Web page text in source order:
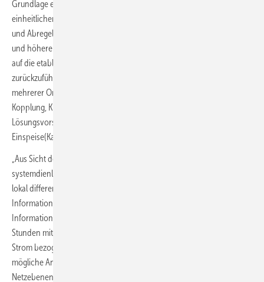
Grundlage eines Energy-Only-Markts in einer bundesweit
einheitlichen Strompreiszone werde zunehmend zu einem Eingriffs-
und Abregelungsmarkt (Redispatch) mit negativen Spotmarktpreisen
und höheren volkswirtschaftlichen Kosten. Dieses Marktversagen sei
auf die etablierten regulatorischen Rahmenbedingungen
zurückzuführen, heißt es in einer gemeinsamen Stellungnahme
mehrerer Organisationen wie Bundesverband Kraft-Wärme-
Kopplung, Klimaschutz im Bundestag und Open EMS Association. Als
Lösungsvorschlag wird auf lokale Preise und eine
Einspeise(Kapazitäts-)Versicherungs-Pflicht verwiesen:
„Aus Sicht der Praxis vor Ort sind für einen flexiblen netz- und
systemdienlichen Betrieb von Erzeugungs- und Verbrauchsanlagen
lokal differenzierte Steuerungssignale erforderlich. Sie sollten zwei
Informationen in der Vorhersage widerspiegeln. Zum einen die
Information über den Zustand des Stromnetzes. Ist in den nächsten
Stunden mit einer Überlastung zu rechnen oder kann noch mehr
Strom bezogen oder abgegeben werden? Vergleichsweise einfache
mögliche Ansätze, wie die Netzlast in der Kaskade der verschiedenen
Netzebenen bestimmt und wie darauf aufbauend Netzentgelte